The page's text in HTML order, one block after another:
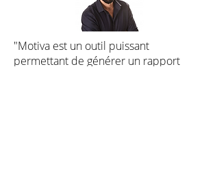
"Motiva est un outil puissant
permettant de générer un rapport